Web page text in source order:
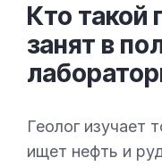
Кто такой
занят в
Геолог изучает
ищет нефть и